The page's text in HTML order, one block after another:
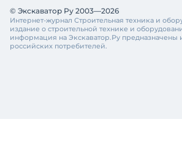
© Экскаватор Ру 2003—2026
Интернет-журнал Строительная техника и
издание о строительной технике и
информация на Экскаватор.Ру предназначены
российских потребителей.